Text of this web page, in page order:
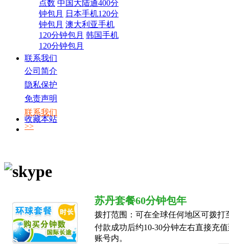
点数 中国大陆通400分
钟包月
日本手机120分
钟包月 澳大利亚手机
120分钟包月 韩国手机
120分钟包月
联系我们
公司简介
隐私保护
免责声明
联系我们
>>
收藏本站
苏丹套餐60分钟包年
拨打范围： 可在全球任何地区可拨打
付款成功后约10-30分钟左右直接充
账号内。